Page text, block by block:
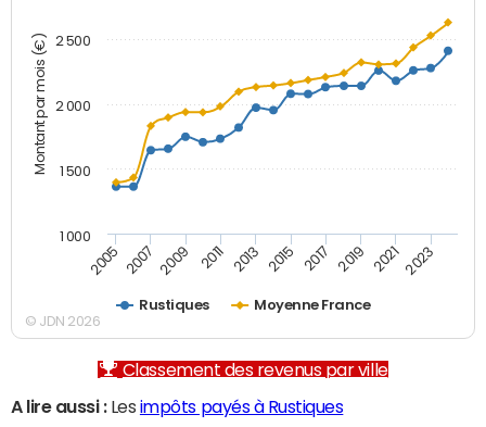
Montant par mois (€)
Rustiques Moyenne France
2005 2007 2009 2011 2013 2015 2017 2019 2021 2023
1 000
1 500
2 000
2 500
© JDN 2026
Classement des revenus par ville
A lire aussi :Les impôts payés à Rustiques